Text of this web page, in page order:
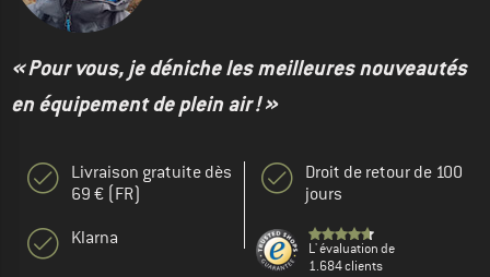
« Pour vous, je déniche les meilleures nouveautés
en équipement de plein air ! »
Livraison gratuite dès
69 € (FR)
Klarna
Droit de retour de 100
jours
L' évaluation de
1.684 clients